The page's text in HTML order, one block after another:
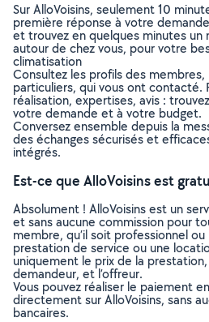
Sur AlloVoisins, seulement 10
première réponse à votre
et trouvez en quelques minutes un
autour de chez vous, pour votre
climatisation
Consultez les profils des
particuliers, qui vous ont contacté.
réalisation, expertises, avis :
votre demande et à votre budget.
Conversez ensemble depuis la
des échanges sécurisés et
intégrés.
Est-ce que AlloVoisins est
Absolument ! AlloVoisins est un
et sans aucune commission pour
membre, qu’il soit professionnel
prestation de service ou une
uniquement le prix de la
demandeur, et l’offreur.
Vous pouvez réaliser le paiement
directement sur AlloVoisins, sans
bancaires.